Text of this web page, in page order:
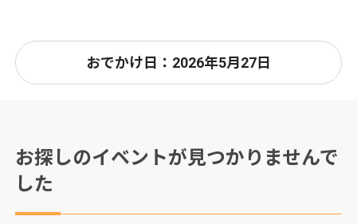
おでかけ日：2026年5月27日
お探しのイベントが見つかりませんで
した